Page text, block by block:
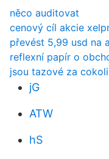
něco auditovat
cenový cíl akcie
převést 5,99 usd na
reflexní papír o
jsou tazové za cokoli
jG
ATW
hS